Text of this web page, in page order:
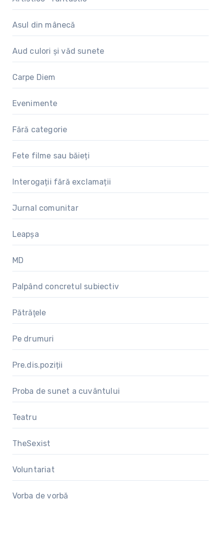
Asul din mânecă
Aud culori și văd sunete
Carpe Diem
Evenimente
Fără categorie
Fete filme sau băieți
Interogații fără exclamații
Jurnal comunitar
Leapșa
MD
Palpând concretul subiectiv
Pătrăţele
Pe drumuri
Pre.dis.poziții
Proba de sunet a cuvântului
Teatru
TheSexist
Voluntariat
Vorba de vorbă